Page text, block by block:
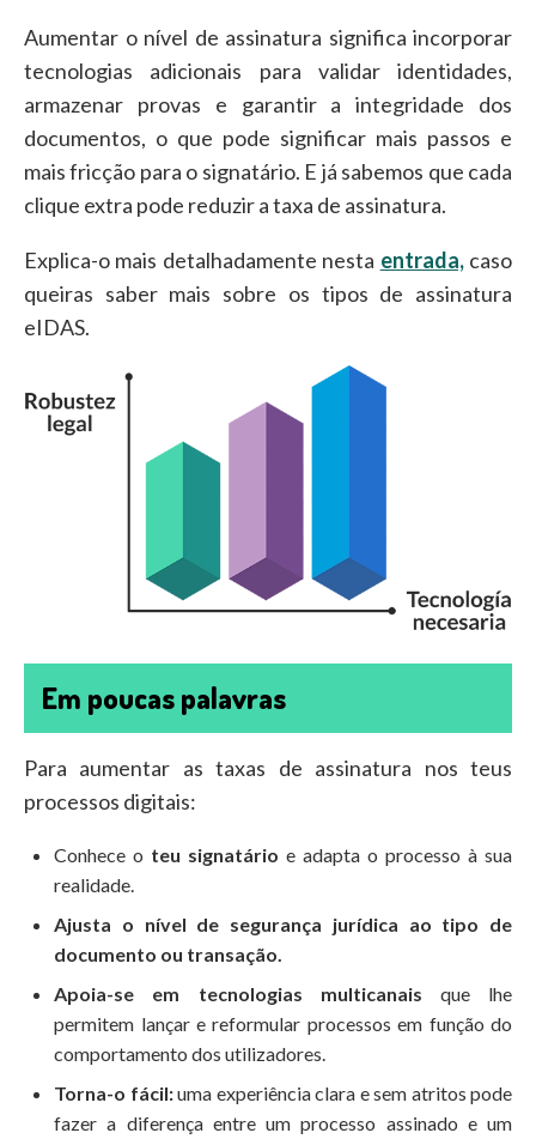
Aumentar o nível de assinatura significa incorporar
tecnologias adicionais para validar identidades,
armazenar provas e garantir a integridade dos
documentos, o que pode significar mais passos e
mais fricção para o signatário. E já sabemos que cada
clique extra pode reduzir a taxa de assinatura.
Explica-o mais detalhadamente nesta entrada,caso
queiras saber mais sobre os tipos de assinatura
eIDAS.
Em poucas palavras
Para aumentar as taxas de assinatura nos teus
processos digitais:
Conhece o teu signatário e adapta o processo à sua
realidade.
Ajusta o nível de segurança jurídica ao tipo de
documento ou transação.
Apoia-se em tecnologias multicanais que lhe
permitem lançar e reformular processos em função do
comportamento dos utilizadores.
Torna-o fácil:uma experiência clara e sem atritos pode
fazer a diferença entre um processo assinado e um